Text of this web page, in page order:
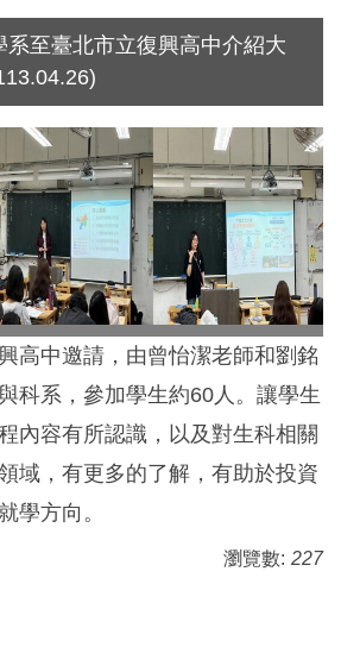
系至臺北市立復興高中介紹大
高中邀請，由曾怡潔老師和劉銘
科系，參加學生約60人。讓學生
內容有所認識，以及對生科相關
域，有更多的了解，有助於投資
學方向。
瀏覽數: 227